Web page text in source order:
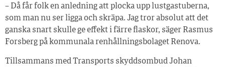
– Då får folk en anledning att plocka upp lustgastuberna,
som man nu ser ligga och skräpa. Jag tror absolut att det
ganska snart skulle ge effekt i färre flaskor, säger Rasmus
Forsberg på kommunala renhållningsbolaget Renova.
Tillsammans med Transports skyddsombud Johan